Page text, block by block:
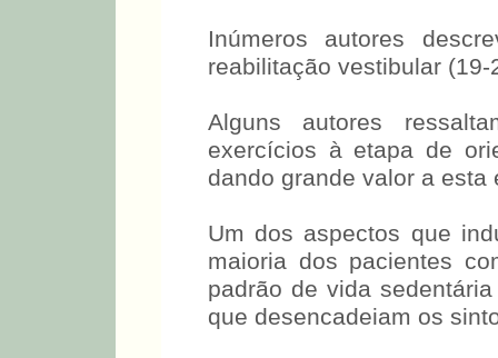
Inúmeros autores
reabilitação vestibular (19-
Alguns autores
exercícios à etapa de
dando grande valor a
Um dos aspectos que
maioria dos pacientes
padrão de vida
que desencadeiam os